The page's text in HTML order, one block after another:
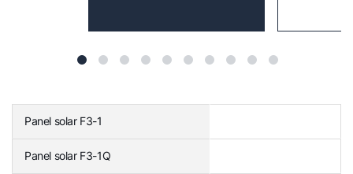
Panel solar F3-1
Panel solar F3-1Q